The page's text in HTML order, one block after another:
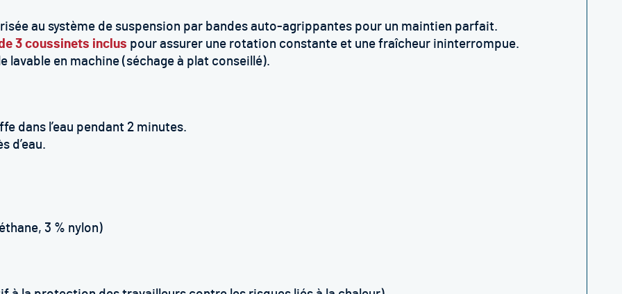
au système de suspension par bandes auto-agrippantes pour un maintien parfait.
3 coussinets inclus pour assurer une rotation constante et une fraîcheur ininterrompue.
lavable en machine (séchage à plat conseillé).
dans l’eau pendant 2 minutes.
d’eau.
3 % nylon)